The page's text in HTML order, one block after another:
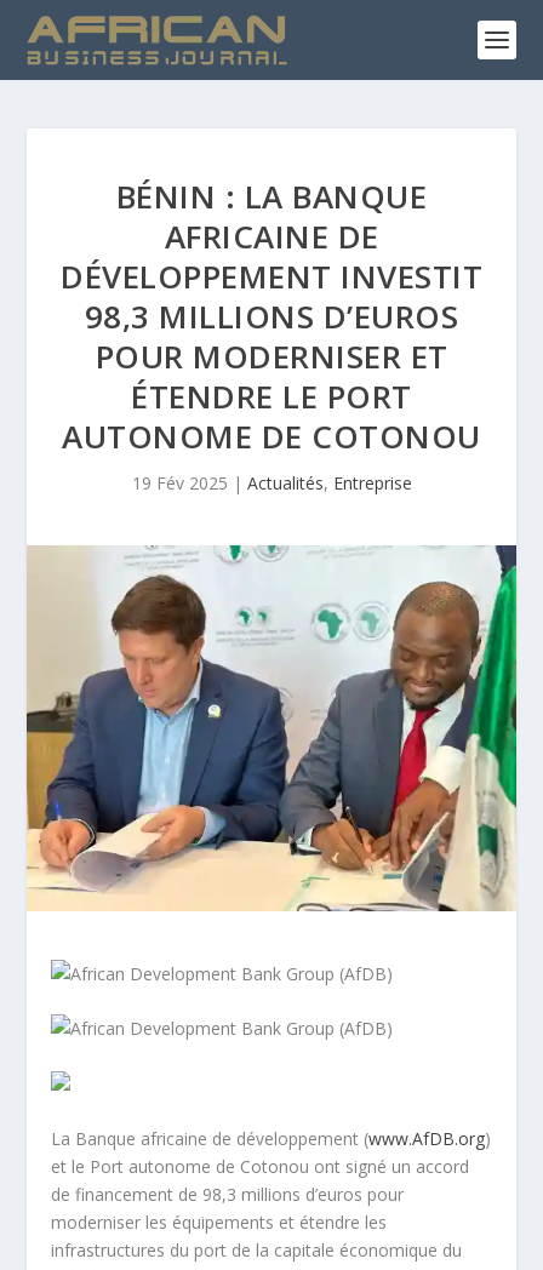
BÉNIN : LA BANQUE
AFRICAINE DE
DÉVELOPPEMENT INVESTIT
98,3 MILLIONS D’EUROS
POUR MODERNISER ET
ÉTENDRE LE PORT
AUTONOME DE COTONOU
19 Fév 2025 | Actualités, Entreprise
La Banque africaine de développement (www.AfDB.org)
et le Port autonome de Cotonou ont signé un accord
de financement de 98,3 millions d’euros pour
moderniser les équipements et étendre les
infrastructures du port de la capitale économique du